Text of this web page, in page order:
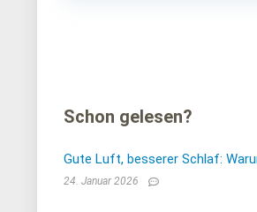
Schon gelesen?
Gute Luft, besserer Schlaf:
24. Januar 2026